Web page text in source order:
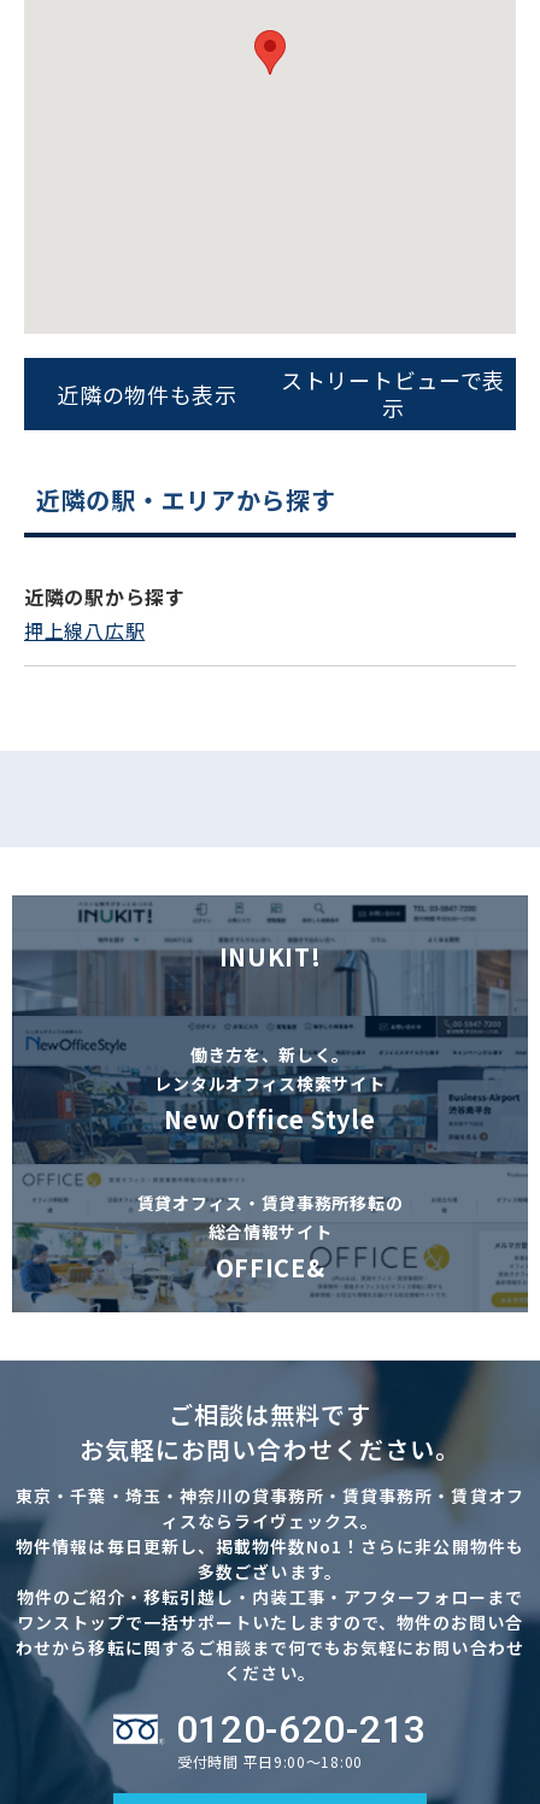
をお伝えいただくと
スムーズにご案内できます
0120-620-213
電話でお問い合わせ
近隣の物件も表示
ストリートビューで表
示
近隣の駅・エリアから探す
近隣の駅から探す
押上線八広駅
INUKIT!
働き方を、新しく。
レンタルオフィス検索サイト
New Office Style
賃貸オフィス・賃貸事務所移転の
総合情報サイト
OFFICE&
ご相談は無料です
お気軽にお問い合わせください。
東京・千葉・埼玉・神奈川の貸事務所・賃貸事務所・賃貸オフ
ィスならライヴェックス。
物件情報は毎日更新し、掲載物件数No1！さらに非公開物件も
多数ございます。
物件のご紹介・移転引越し・内装工事・アフターフォローまで
ワンストップで一括サポートいたしますので、物件のお問い合
わせから移転に関するご相談まで何でもお気軽にお問い合わせ
ください。
0120-620-213
受付時間 平日9:00～18:00